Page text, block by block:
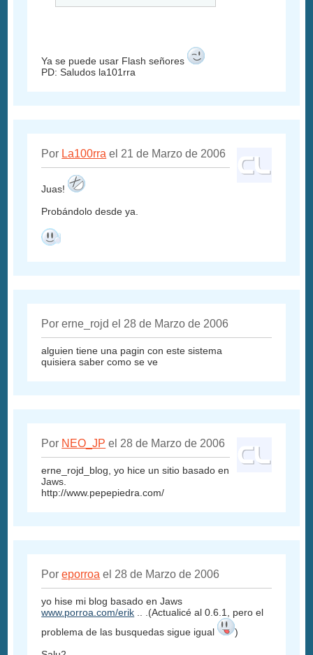
Ya se puede usar Flash señores
PD: Saludos la101rra
Por La100rra el 21 de Marzo de 2006
Juas!
Probándolo desde ya.
Por erne_rojd el 28 de Marzo de 2006
alguien tiene una pagin con este sistema
quisiera saber como se ve
Por NEO_JP el 28 de Marzo de 2006
erne_rojd_blog, yo hice un sitio basado en
Jaws.
http://www.pepepiedra.com/
Poreporroa el 28 de Marzo de 2006
yo hise mi blog basado en Jaws
www.porroa.com/erik .. .(Actualicé al 0.6.1, pero el
problema de las busquedas sigue igual
)